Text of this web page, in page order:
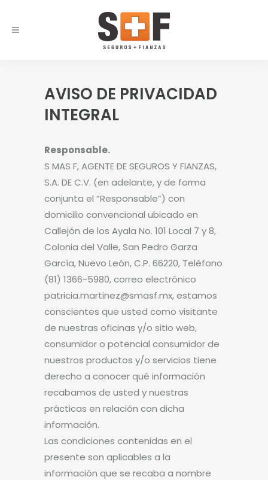
AVISO DE PRIVACIDAD
INTEGRAL
Responsable.
S MAS F, AGENTE DE SEGUROS Y FIANZAS,
S.A. DE C.V. (en adelante, y de forma
conjunta el “Responsable”) con
domicilio convencional ubicado en
Callejón de los Ayala No. 101 Local 7 y 8,
Colonia del Valle, San Pedro Garza
García, Nuevo León, C.P. 66220, Teléfono
(81) 1366-5980, correo electrónico
patricia.martinez@smasf.mx, estamos
conscientes que usted como visitante
de nuestras oficinas y/o sitio web,
consumidor o potencial consumidor de
nuestros productos y/o servicios tiene
derecho a conocer qué información
recabamos de usted y nuestras
prácticas en relación con dicha
información.
Las condiciones contenidas en el
presente son aplicables a la
información que se recaba a nombre